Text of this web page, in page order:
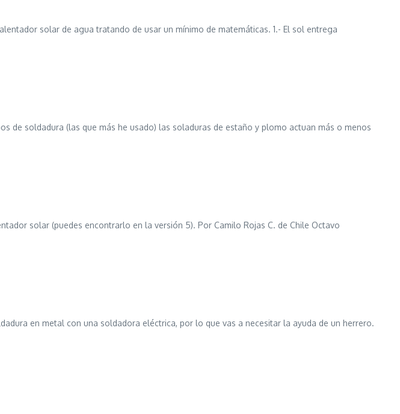
solar de agua tratando de usar un mínimo de matemáticas. 1.- El sol entrega
de soldadura (las que más he usado) las soladuras de estaño y plomo actuan más o menos
solar (puedes encontrarlo en la versión 5). Por Camilo Rojas C. de Chile Octavo
en metal con una soldadora eléctrica, por lo que vas a necesitar la ayuda de un herrero.